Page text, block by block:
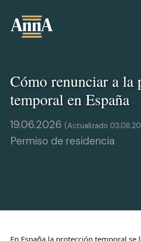
content
Sobre mí
Cómo renunciar a la
temporal en España
19.06.2026
Permiso de residencia
En España la protección temporal se